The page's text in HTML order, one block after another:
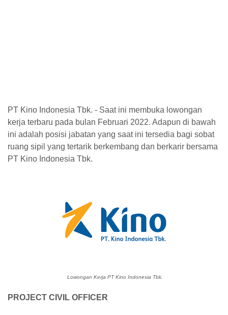
PT Kino Indonesia Tbk. - Saat ini membuka lowongan
kerja terbaru pada bulan Februari 2022. Adapun di bawah
ini adalah posisi jabatan yang saat ini tersedia bagi sobat
ruang sipil yang tertarik berkembang dan berkarir bersama
PT Kino Indonesia Tbk.
Lowongan Kerja PT Kino Indonesia Tbk.
PROJECT CIVIL OFFICER